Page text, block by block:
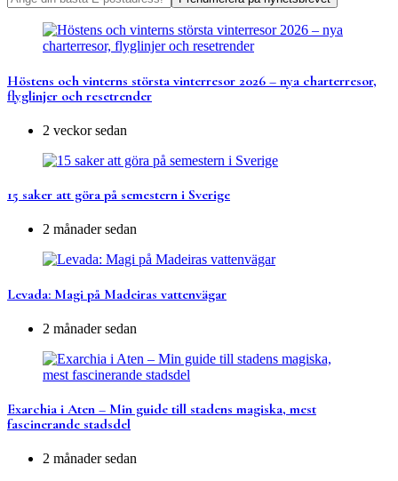
Höstens och vinterns största vinterresor 2026 – nya charterresor,
flyglinjer och resetrender
2 veckor sedan
15 saker att göra på semestern i Sverige
2 månader sedan
Levada: Magi på Madeiras vattenvägar
2 månader sedan
Exarchia i Aten – Min guide till stadens magiska, mest
fascinerande stadsdel
2 månader sedan